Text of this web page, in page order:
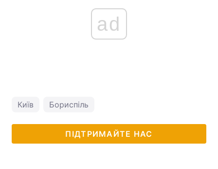
ad
Київ Бориспіль
ПІДТРИМАЙТЕ НАС